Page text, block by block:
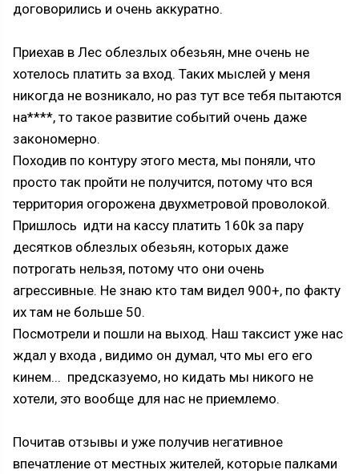
договорились и очень аккуратно.
Приехав в Лес облезлых обезьян, мне очень не
хотелось платить за вход. Таких мыслей у меня
никогда не возникало, но раз тут все тебя пытаются
на****, то такое развитие событий очень даже
закономерно.
Походив по контуру этого места, мы поняли, что
просто так пройти не получится, потому что вся
территория огорожена двухметровой проволокой.
Пришлось идти на кассу платить 160k за пару
десятков облезлых обезьян, которых даже
потрогать нельзя, потому что они очень
агрессивные. Не знаю кто там видел 900+, по факту
их там не больше 50.
Посмотрели и пошли на выход. Наш таксист уже нас
ждал у входа , видимо он думал, что мы его его
кинем... предсказуемо, но кидать мы никого не
хотели, это вообще для нас не приемлемо.
Почитав отзывы и уже получив негативное
впечатление от местных жителей, которые палками